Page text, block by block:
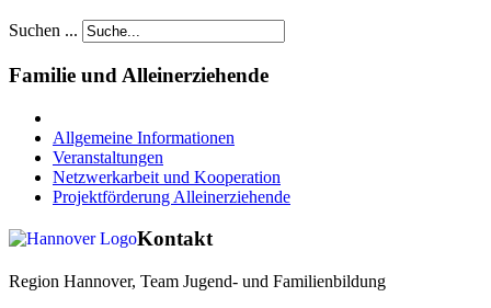
Suchen ...
Familie und Alleinerziehende
Allgemeine Informationen
Veranstaltungen
Netzwerkarbeit und Kooperation
Projektförderung Alleinerziehende
Kontakt
Region Hannover, Team Jugend- und Familienbildung